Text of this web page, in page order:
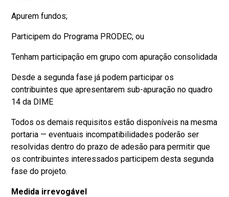
Apurem fundos;
Participem do Programa PRODEC; ou
Tenham participação em grupo com apuração consolidada
Desde a segunda fase já podem participar os
contribuintes que apresentarem sub-apuração no quadro
14 da DIME
Todos os demais requisitos estão disponíveis na mesma
portaria — eventuais incompatibilidades poderão ser
resolvidas dentro do prazo de adesão para permitir que
os contribuintes interessados participem desta segunda
fase do projeto.
Medida irrevogável